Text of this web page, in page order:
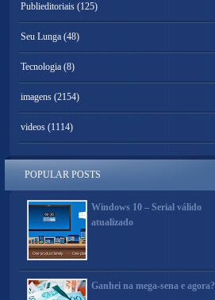
Publieditoriais (125)
Seu Lunga (48)
Tecnologia (8)
imagens (2154)
videos (1114)
POPULAR POSTS
Windows 10 – Serial válido
atualizado
Ganhei na mega-sena e agora?